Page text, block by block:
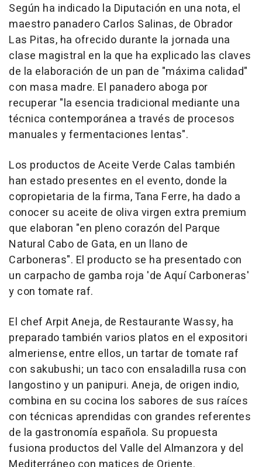
Según ha indicado la Diputación en una nota, el
maestro panadero Carlos Salinas, de Obrador
Las Pitas, ha ofrecido durante la jornada una
clase magistral en la que ha explicado las claves
de la elaboración de un pan de "máxima calidad"
con masa madre. El panadero aboga por
recuperar "la esencia tradicional mediante una
técnica contemporánea a través de procesos
manuales y fermentaciones lentas".
Los productos de Aceite Verde Calas también
han estado presentes en el evento, donde la
copropietaria de la firma, Tana Ferre, ha dado a
conocer su aceite de oliva virgen extra premium
que elaboran "en pleno corazón del Parque
Natural Cabo de Gata, en un llano de
Carboneras". El producto se ha presentado con
un carpacho de gamba roja 'de Aquí Carboneras'
y con tomate raf.
El chef Arpit Aneja, de Restaurante Wassy, ha
preparado también varios platos en el expositori
almeriense, entre ellos, un tartar de tomate raf
con sakubushi; un taco con ensaladilla rusa con
langostino y un panipuri. Aneja, de origen indio,
combina en su cocina los sabores de sus raíces
con técnicas aprendidas con grandes referentes
de la gastronomía española. Su propuesta
fusiona productos del Valle del Almanzora y del